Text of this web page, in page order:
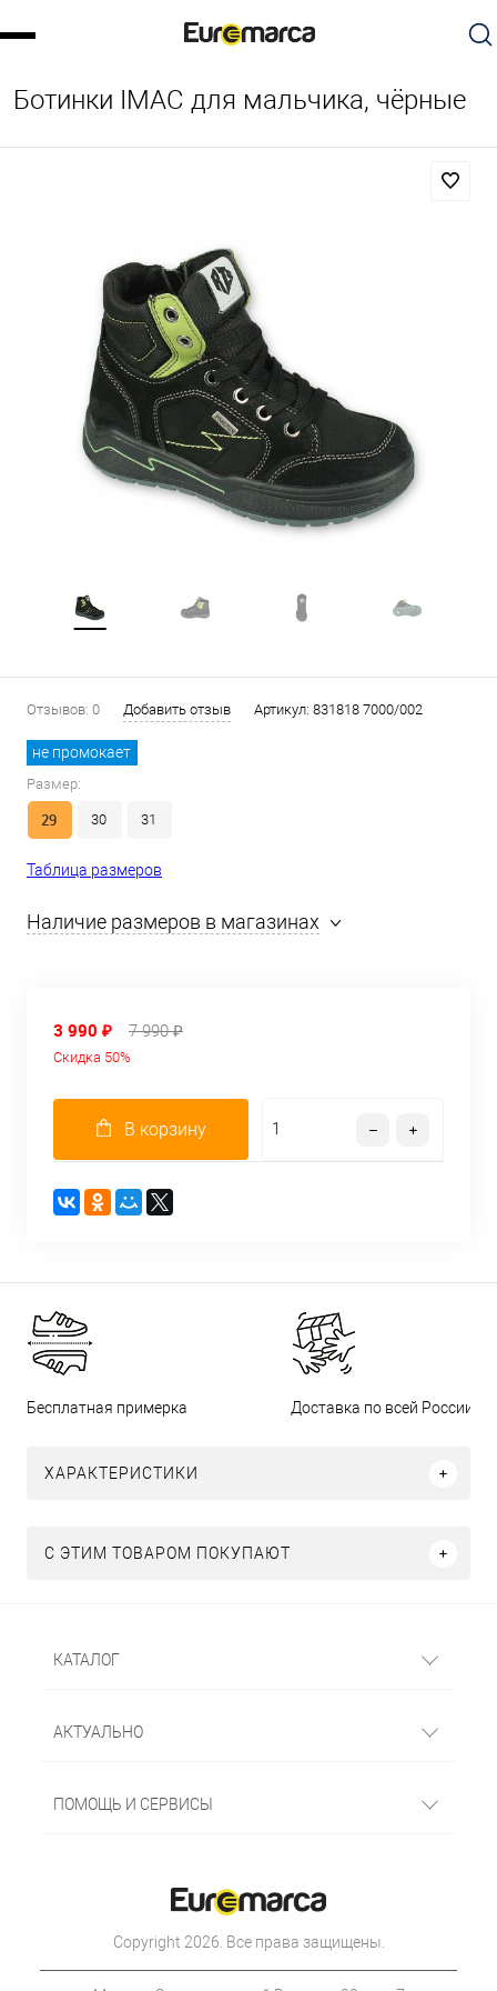
Ботинки IMAC для мальчика, чёрные
Отзывов: 0 Добавить отзыв Артикул: 831818 7000/002
не промокает
Размер:
29 30 31
Таблица размеров
Наличие размеров в магазинах
3 990 ₽ 7 990 ₽
Скидка 50%
В корзину
Бесплатная примерка Доставка по всей России
ХАРАКТЕРИСТИКИ
С ЭТИМ ТОВАРОМ ПОКУПАЮТ
КАТАЛОГ
АКТУАЛЬНО
ПОМОЩЬ И СЕРВИСЫ
Copyright 2026. Все права защищены.